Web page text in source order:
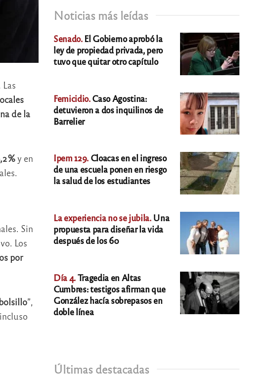
Las
de la
%y en
Sin
Los
por
”,
Noticias más leídas
Senado.El Gobierno aprobó la
ley de propiedad privada, pero
tuvo que quitar otro capítulo
Femicidio.Caso Agostina:
detuvieron a dos inquilinos de
Barrelier
Ipem 129. Cloacas en el ingreso
de una escuela ponen en riesgo
la salud de los estudiantes
La experiencia no se jubila.Una
propuesta para diseñar la vida
después de los 60
Día 4.Tragedia en Altas
Cumbres: testigos afirman que
González hacía sobrepasos en
doble línea
Últimas destacadas